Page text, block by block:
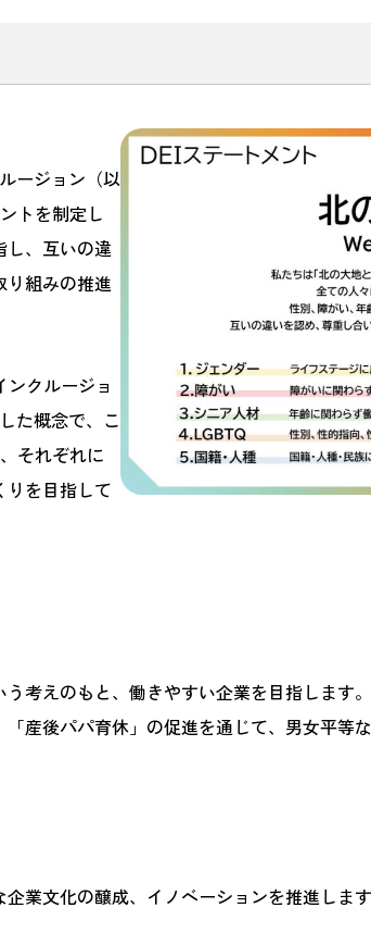
ージョン（以
トを制定し
し、互いの違
り組みの推進
クルージョ
た概念で、こ
それぞれに
りを目指して
考えのもと、働きやすい企業を目指しま
産後パパ育休」の促進を通じて、男女平等
業文化の醸成、イノベーションを推進しま